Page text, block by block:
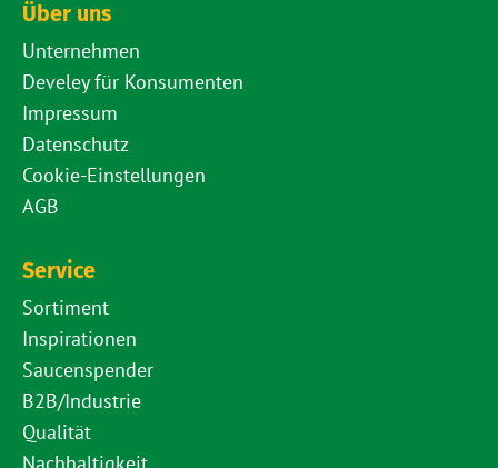
Über uns
Unternehmen
Develey für Konsumenten
Impressum
Datenschutz
Cookie-Einstellungen
AGB
Service
Sortiment
Inspirationen
Saucenspender
B2B/Industrie
Qualität